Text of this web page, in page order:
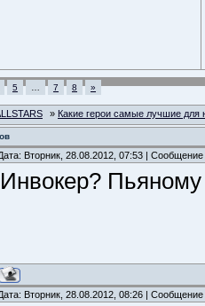
5 7 8 »
» Какие герои самые лучшие для
Вторник, 28.08.2012, 07:53 |
Инвокер?
Вторник, 28.08.2012, 08:26 |